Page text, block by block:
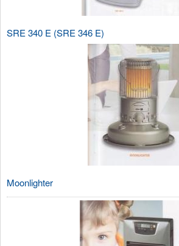
SRE 340 E (SRE 346 E)
Moonlighter